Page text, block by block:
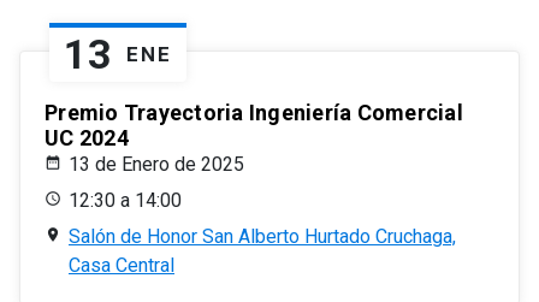
13 ENE
Premio Trayectoria Ingeniería Comercial
UC 2024
13 de Enero de 2025
12:30 a 14:00
Salón de Honor San Alberto Hurtado Cruchaga,
Casa Central